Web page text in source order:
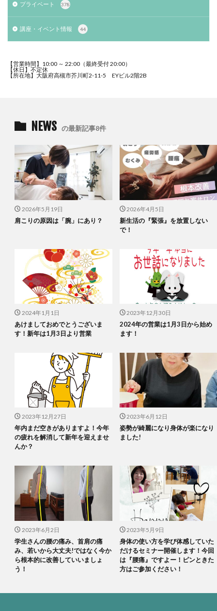
プライベート 378
講座・イベント情報 44
【営業時間】10:00 ～ 22:00（最終受付 20:00）
【休日】不定休
【所在地】大阪府高槻市芥川町2-11-5 EYビル2階2B
NEWS の最新記事8件
2026年5月19日
肩こりの原因は「腕」にあり？
2026年4月5日
新生活の『緊張』を放置しない
で！
2024年1月1日
あけましておめでとうございま
す！新年は1月3日より営業
2023年12月30日
2024年の営業は1月3日から始め
ます！
2023年12月27日
年内まだ空きがありますよ！今年
の疲れを解消して新年を迎えませ
んか？
2023年6月12日
姿勢が綺麗になり身体が楽になり
ました!
2023年6月2日
学生さんの腰の痛み、首肩の痛
み、若いから大丈夫!ではなく今か
ら根本的に改善していいましょ
う！
2023年5月9日
身体の使い方を学び体感していた
だけるセミナー開催します！今回
は『腰痛』ですよー！ピンときた
方はご参加ください！